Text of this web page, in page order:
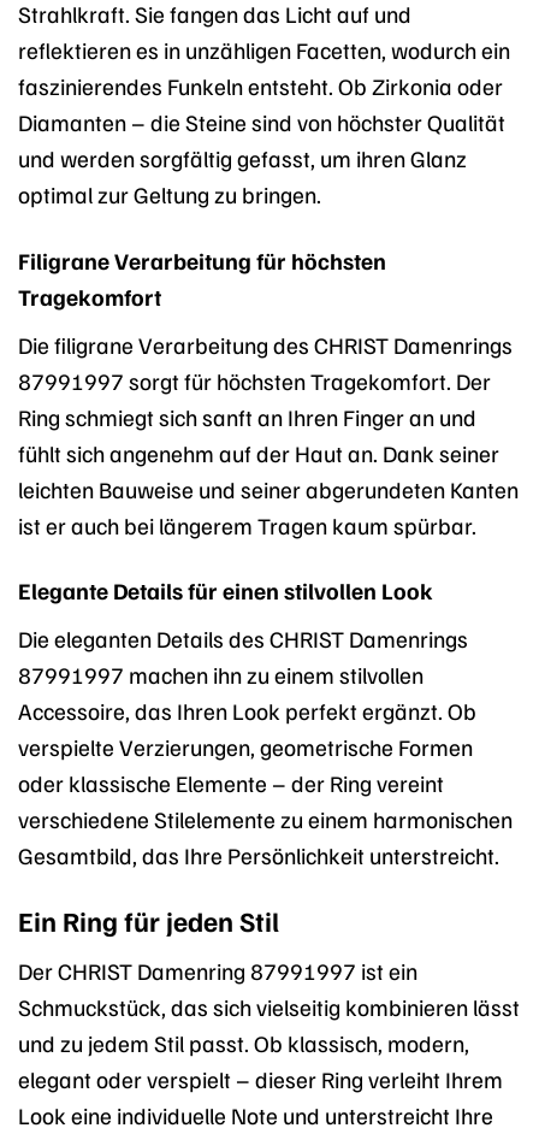
Strahlkraft. Sie fangen das Licht auf und
reflektieren es in unzähligen Facetten, wodurch ein
faszinierendes Funkeln entsteht. Ob Zirkonia oder
Diamanten – die Steine sind von höchster Qualität
und werden sorgfältig gefasst, um ihren Glanz
optimal zur Geltung zu bringen.
Filigrane Verarbeitung für höchsten
Tragekomfort
Die filigrane Verarbeitung des CHRIST Damenrings
87991997 sorgt für höchsten Tragekomfort. Der
Ring schmiegt sich sanft an Ihren Finger an und
fühlt sich angenehm auf der Haut an. Dank seiner
leichten Bauweise und seiner abgerundeten Kanten
ist er auch bei längerem Tragen kaum spürbar.
Elegante Details für einen stilvollen Look
Die eleganten Details des CHRIST Damenrings
87991997 machen ihn zu einem stilvollen
Accessoire, das Ihren Look perfekt ergänzt. Ob
verspielte Verzierungen, geometrische Formen
oder klassische Elemente – der Ring vereint
verschiedene Stilelemente zu einem harmonischen
Gesamtbild, das Ihre Persönlichkeit unterstreicht.
Ein Ring für jeden Stil
Der CHRIST Damenring 87991997 ist ein
Schmuckstück, das sich vielseitig kombinieren lässt
und zu jedem Stil passt. Ob klassisch, modern,
elegant oder verspielt – dieser Ring verleiht Ihrem
Look eine individuelle Note und unterstreicht Ihre